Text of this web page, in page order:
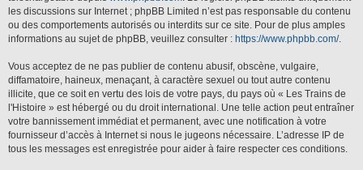
les discussions sur Internet ; phpBB Limited n’est pas responsable du contenu
ou des comportements autorisés ou interdits sur ce site. Pour de plus amples
informations au sujet de phpBB, veuillez consulter : https://www.phpbb.com/.
Vous acceptez de ne pas publier de contenu abusif, obscène, vulgaire,
diffamatoire, haineux, menaçant, à caractère sexuel ou tout autre contenu
illicite, que ce soit en vertu des lois de votre pays, du pays où « Les Trains de
l'Histoire » est hébergé ou du droit international. Une telle action peut entraîner
votre bannissement immédiat et permanent, avec une notification à votre
fournisseur d’accès à Internet si nous le jugeons nécessaire. L’adresse IP de
tous les messages est enregistrée pour aider à faire respecter ces conditions.